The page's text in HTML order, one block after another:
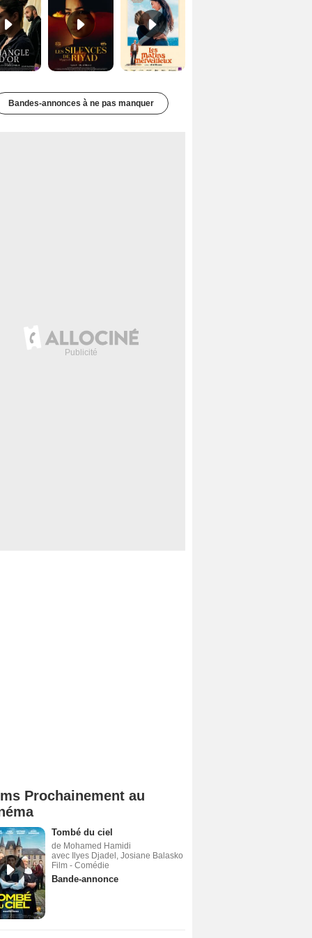
Bandes-annonces à ne pas manquer
Prochainement au
Tombé du ciel
de Mohamed Hamidi
avec Ilyes Djadel, Josiane Balasko
Film - Comédie
Bande-annonce